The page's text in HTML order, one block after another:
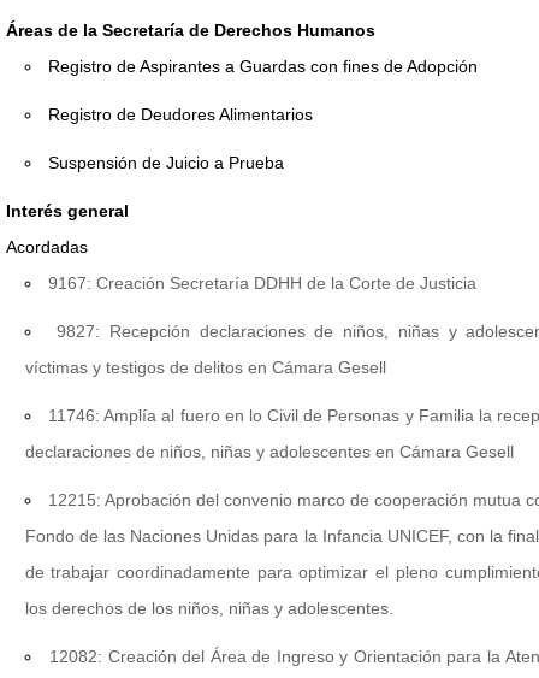
Áreas de la Secretaría de Derechos Humanos
Registro de Aspirantes a Guardas con fines de Adopción
Registro de Deudores Alimentarios
Suspensión de Juicio a Prueba
Interés general
Acordadas
9167: Creación Secretaría DDHH de la Corte de Justicia
9827: Recepción declaraciones de niños, niñas y
víctimas y testigos de delitos en Cámara Gesell
11746: Amplía al fuero en lo Civil de Personas y Familia la
declaraciones de niños, niñas y adolescentes en Cámara Gesell
12215: Aprobación del convenio marco de cooperación mutua
Fondo de las Naciones Unidas para la Infancia UNICEF, con la
de trabajar coordinadamente para optimizar el pleno
los derechos de los niños, niñas y adolescentes.
12082: Creación del Área de Ingreso y Orientación para la